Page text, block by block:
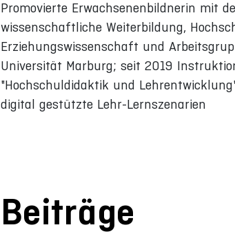
Promovierte Erwachsenenbildnerin mit
wissenschaftliche Weiterbildung,
Erziehungswissenschaft und
Universität Marburg; seit 2019
"Hochschuldidaktik und
digital gestützte Lehr-Lernszenarien
Beiträge